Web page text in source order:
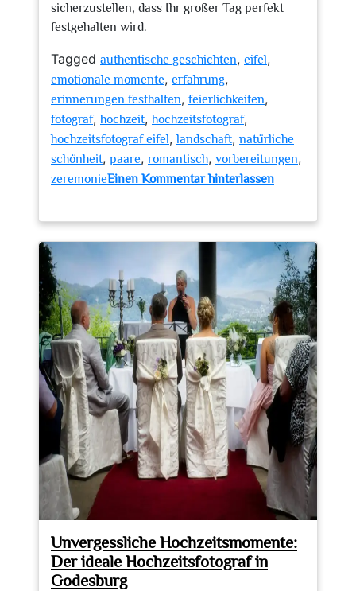
sicherzustellen, dass Ihr großer Tag perfekt
festgehalten wird.
Tagged authentische geschichten, eifel,
emotionale momente, erfahrung,
erinnerungen festhalten, feierlichkeiten,
fotograf,hochzeit,hochzeitsfotograf,
hochzeitsfotograf eifel,landschaft, natürliche
schönheit, paare, romantisch, vorbereitungen,
zeremonieEinen Kommentar hinterlassen
in
der
Eifel:
Der
ideale
Hochzeitsfotograf
für
Ihre
Traumhochzeit
Unvergessliche Hochzeitsmomente:
Der ideale Hochzeitsfotograf in
Godesburg